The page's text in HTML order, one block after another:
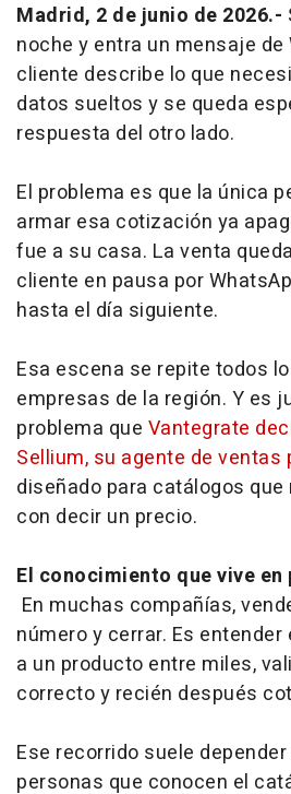
Madrid, 2 de junio de 2026.-
noche y entra un mensaje de
cliente describe lo que
datos sueltos y se queda
respuesta del otro lado.
El problema es que la única
armar esa cotización ya
fue a su casa. La venta
cliente en pausa por
hasta el día siguiente.
Esa escena se repite todos
empresas de la región. Y es
problema que Vantegrate
Sellium, su agente de ventas
diseñado para catálogos
con decir un precio.
El conocimiento que vive en
En muchas compañías,
número y cerrar. Es
a un producto entre miles,
correcto y recién después
Ese recorrido suele
personas que conocen el